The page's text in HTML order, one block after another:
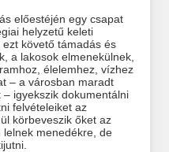
előestéjén egy csapat
helyzetű keleti
követő támadás és
a lakosok elmenekülnek,
élelemhez, vízhez
– a városban maradt
igyekszik dokumentálni
felvételeiket az
körbeveszik őket az
menedékre, de